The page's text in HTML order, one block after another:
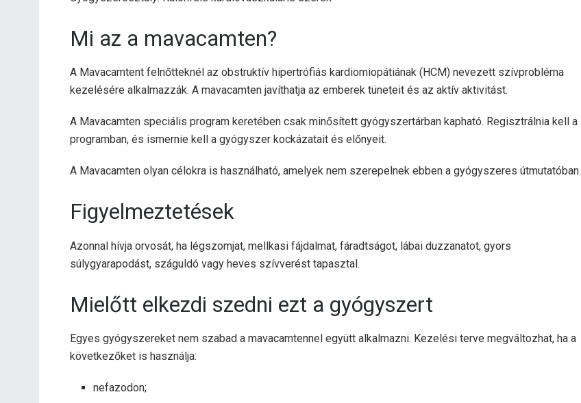
Mi az a mavacamten?
A Mavacamtent felnőtteknél az obstruktív hipertrófiás kardiomiopátiának (HCM) nevezett szívprobléma
kezelésére alkalmazzák. A mavacamten javíthatja az emberek tüneteit és az aktív aktivitást.
A Mavacamten speciális program keretében csak minősített gyógyszertárban kapható. Regisztrálnia kell a
programban, és ismernie kell a gyógyszer kockázatait és előnyeit.
A Mavacamten olyan célokra is használható, amelyek nem szerepelnek ebben a gyógyszeres útmutatóban.
Figyelmeztetések
Azonnal hívja orvosát, ha légszomjat, mellkasi fájdalmat, fáradtságot, lábai duzzanatot, gyors
súlygyarapodást, száguldó vagy heves szívverést tapasztal.
Mielőtt elkezdi szedni ezt a gyógyszert
Egyes gyógyszereket nem szabad a mavacamtennel együtt alkalmazni. Kezelési terve megváltozhat, ha a
következőket is használja:
nefazodon;